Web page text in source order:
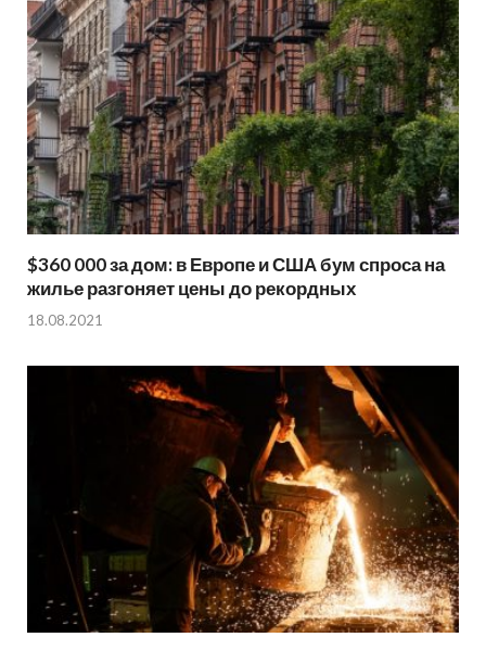
$360 000 за дом: в Европе и США бум спроса на
жилье разгоняет цены до рекордных
18.08.2021